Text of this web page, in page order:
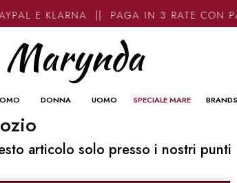
E KLARNA || PAGA IN 3 RATE CON
DONNA UOMO SPECIALE MARE BRANDS
articolo solo presso i nostri punti